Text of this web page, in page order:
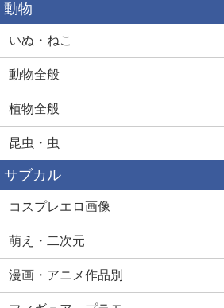
動物
いぬ・ねこ
動物全般
植物全般
昆虫・虫
サブカル
コスプレエロ画像
萌え・二次元
漫画・アニメ作品別